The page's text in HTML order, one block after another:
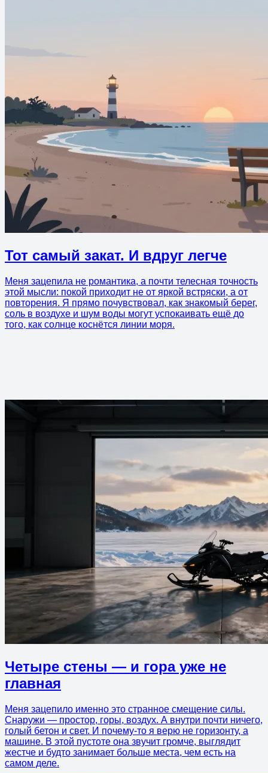
Тот самый закат. И вдруг легче
Меня зацепила не романтика, а почти телесная точность
этой мысли: покой приходит не от яркой встряски, а от
повторения. Я прямо почувствовал, как знакомый берег,
соль в воздухе и шум воды могут успокаивать ещё до
того, как солнце коснётся линии моря.
Четыре стены — и гора уже не
главная
Меня зацепило именно это странное смещение силы.
Снаружи — простор, горы, воздух. А внутри почти ничего,
голый бетон и свет. И почему-то я верю не горизонту, а
машине. В этой пустоте она звучит громче, выглядит
жестче и будто занимает больше места, чем есть на
самом деле.